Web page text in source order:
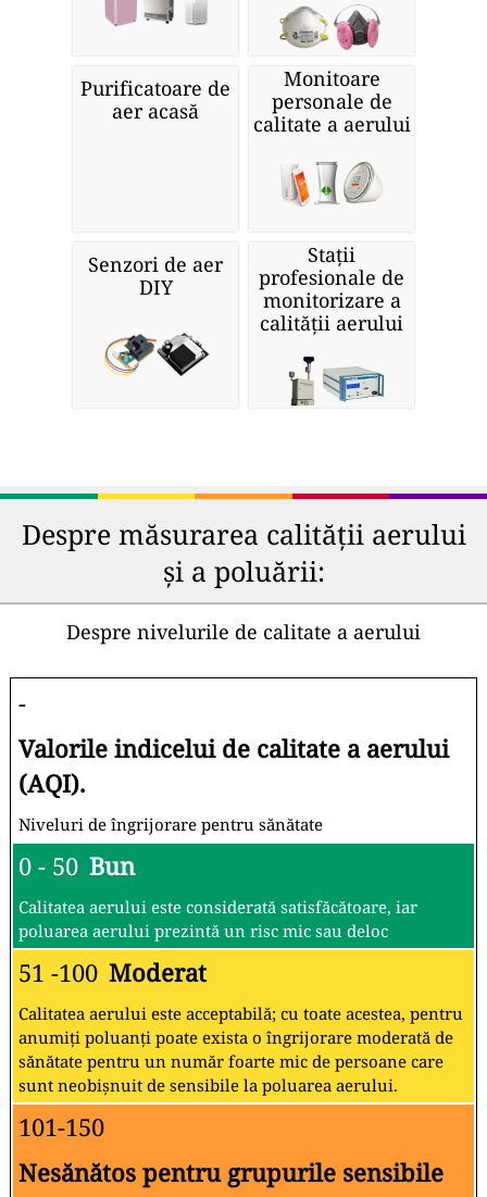
Purificatoare de
aer acasă
Monitoare
personale de
calitate a aerului
Senzori de aer
DIY
Stații
profesionale de
monitorizare a
calității aerului
Despre măsurarea calității aerului
și a poluării:
Despre nivelurile de calitate a aerului
-
Valorile indicelui de calitate a aerului
(AQI).
Niveluri de îngrijorare pentru sănătate
0 - 50 Bun
Calitatea aerului este considerată satisfăcătoare, iar
poluarea aerului prezintă un risc mic sau deloc
51 -100 Moderat
Calitatea aerului este acceptabilă; cu toate acestea, pentru
anumiți poluanți poate exista o îngrijorare moderată de
sănătate pentru un număr foarte mic de persoane care
sunt neobișnuit de sensibile la poluarea aerului.
101-150
Nesănătos pentru grupurile sensibile